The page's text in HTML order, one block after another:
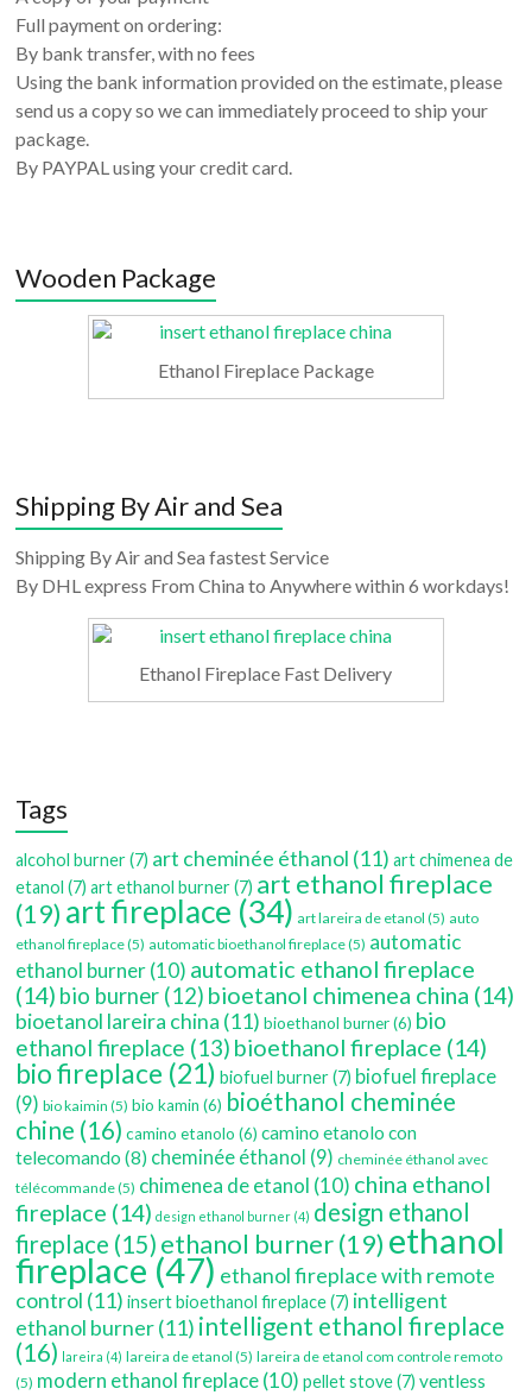
Full payment on ordering:
By bank transfer, with no fees
Using the bank information provided on the estimate, please
send us a copy so we can immediately proceed to ship your
package.
By PAYPAL using your credit card.
Wooden Package
Ethanol Fireplace Package
Shipping By Air and Sea
Shipping By Air and Sea fastest Service
By DHL express From China to Anywhere within 6 workdays!
Ethanol Fireplace Fast Delivery
Tags
alcohol burner(7) art cheminée éthanol (11) art chimenea de
etanol (7) art ethanol burner(7) art ethanol fireplace
(19) art fireplace (34) art lareira de etanol (5) auto
ethanol fireplace(5) automatic bioethanol fireplace(5) automatic
ethanol burner(10) automatic ethanol fireplace
(14) bio burner (12) bioetanol chimenea china (14)
bioetanol lareira china (11) bioethanol burner(6) bio
ethanol fireplace (13) bioethanol fireplace (14)
bio fireplace (21) biofuel burner(7) biofuel fireplace
(9) bio kaimin (5) bio kamin (6) bioéthanol cheminée
chine (16) camino etanolo (6) camino etanolo con
telecomando (8) cheminée éthanol (9) cheminée éthanol avec
télécommande(5) chimenea de etanol (10) china ethanol
fireplace (14) design ethanol burner (4) design ethanol
fireplace (15) ethanol burner(19) ethanol
fireplace(47) ethanol fireplace with remote
control (11) insert bioethanol fireplace(7) intelligent
ethanol burner(11) intelligent ethanol fireplace
(16) lareira (4) lareira de etanol (5) lareira de etanol com controle remoto
(5) modern ethanol fireplace(10) pellet stove(7) ventless